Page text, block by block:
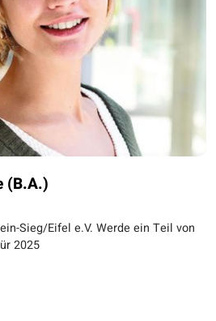
(B.A.)
Sieg/Eifel e.V. Werde ein Teil von
2025